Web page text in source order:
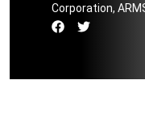
Corporation,